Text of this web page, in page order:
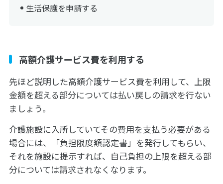
生活保護を申請する
高額介護サービス費を利用する
先ほど説明した高額介護サービス費を利用して、上限
金額を超える部分については払い戻しの請求を行ない
ましょう。
介護施設に入所していてその費用を支払う必要がある
場合には、「負担限度額認定書」を発行してもらい、
それを施設に提示すれば、自己負担の上限を超える部
分については請求されなくなります。